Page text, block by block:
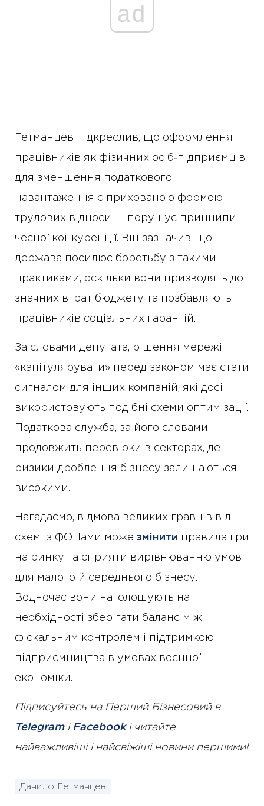
ad
Гетманцев підкреслив, що оформлення
працівників як фізичних осіб‑підприємців
для зменшення податкового
навантаження є прихованою формою
трудових відносин і порушує принципи
чесної конкуренції. Він зазначив, що
держава посилює боротьбу з такими
практиками, оскільки вони призводять до
значних втрат бюджету та позбавляють
працівників соціальних гарантій.
За словами депутата, рішення мережі
«капітулярувати» перед законом має стати
сигналом для інших компаній, які досі
використовують подібні схеми оптимізації.
Податкова служба, за його словами,
продовжить перевірки в секторах, де
ризики дроблення бізнесу залишаються
високими.
Нагадаємо, відмова великих гравців від
схем із ФОПами може змінити правила гри
на ринку та сприяти вирівнюванню умов
для малого й середнього бізнесу.
Водночас вони наголошують на
необхідності зберігати баланс між
фіскальним контролем і підтримкою
підприємництва в умовах воєнної
економіки.
Підписуйтесь на Перший Бізнесовий в
Telegramі Facebookі читайте
найважливіші і найсвіжіші новини першими!
Данило Гетманцев